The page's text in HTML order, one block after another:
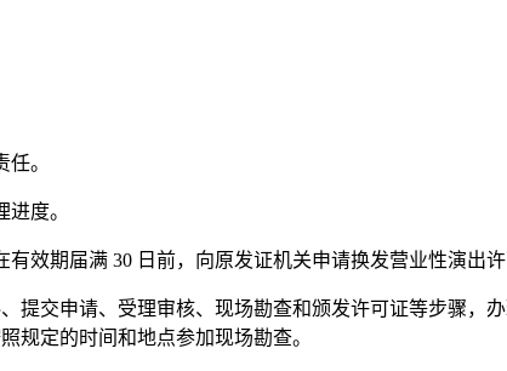
。
度。
效期届满 30 日前，向原发证机关申请换发营业性演出许
交申请、受理审核、现场勘查和颁发许可证等步骤，
规定的时间和地点参加现场勘查。